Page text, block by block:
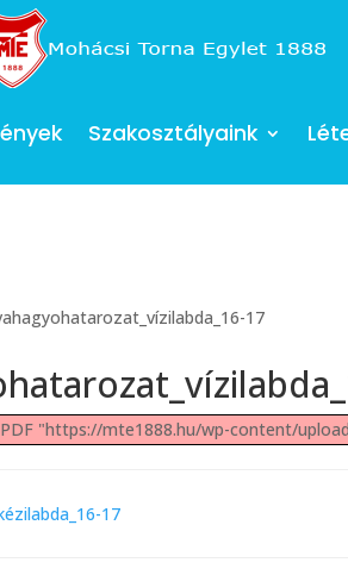
Szakosztályaink
17
"https://mte1888.hu/wp-content/
17